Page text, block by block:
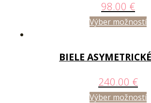
98.00 €
Výber možností
BIELE
240.00 €
Výber možností